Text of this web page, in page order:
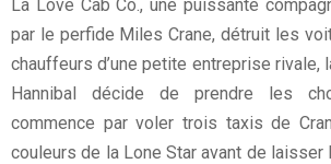
La Love Cab Co., une puissante
par le perfide Miles Crane, détruit les
chauffeurs d’une petite entreprise rivale,
Hannibal décide de prendre les
commence par voler trois taxis de
couleurs de la Lone Star avant de laisser